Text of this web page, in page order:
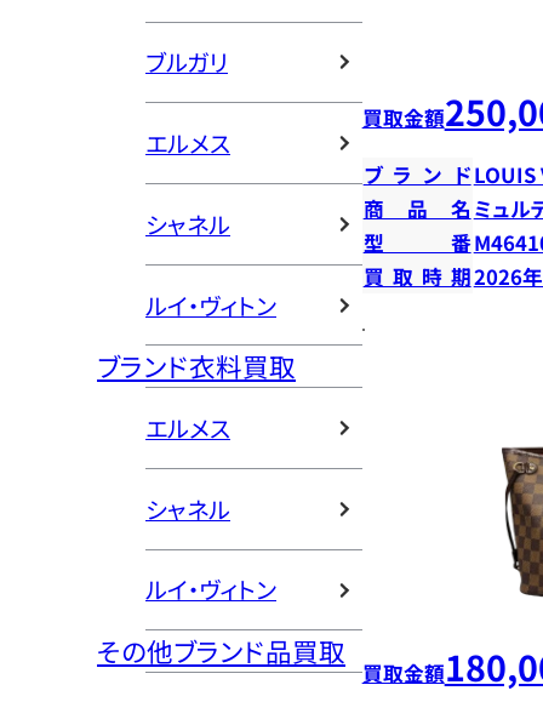
ブルガリ
エルメス
シャネル
ルイ・ヴィトン
ブランド衣料買取
エルメス
シャネル
ルイ・ヴィトン
その他ブランド品買取
買取金額
ブランドLOUIS
商品名 ミュル
型番
買取時期2026
買取金額